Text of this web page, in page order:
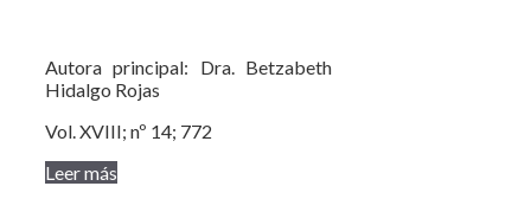
Autora principal: Dra. Betzabeth
Hidalgo Rojas
Vol. XVIII; nº 14; 772
Leer más